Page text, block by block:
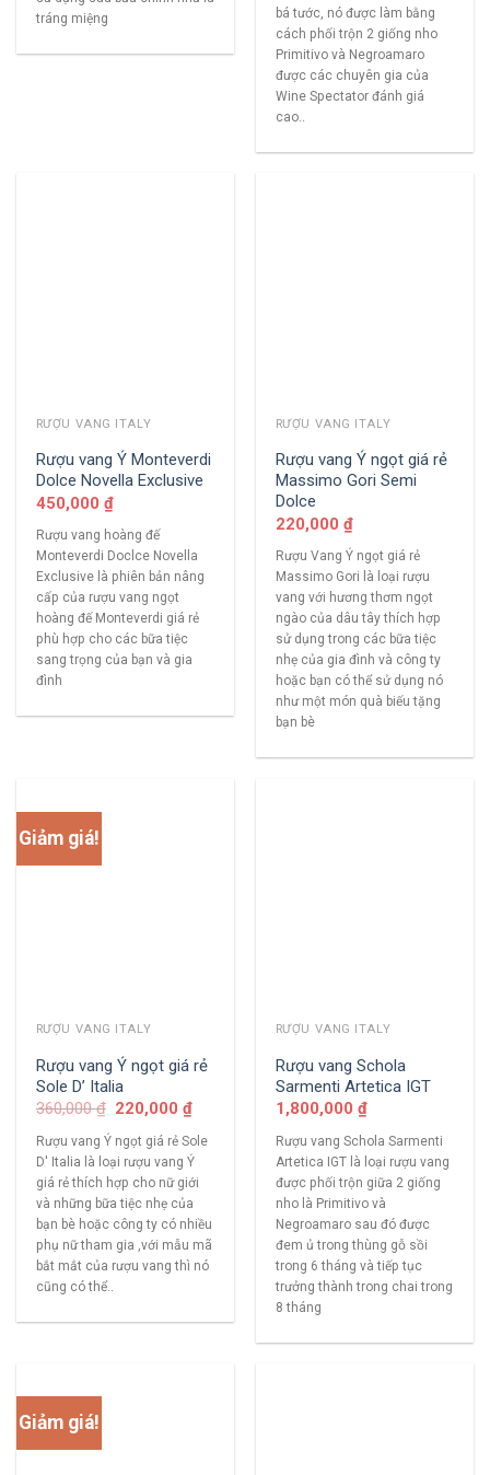
tráng miệng
bá tước, nó được làm bằng
cách phối trộn 2 giống nho
Primitivo và Negroamaro
được các chuyên gia của
Wine Spectator đánh giá
cao..
RƯỢU VANG ITALY
Rượu vang Ý Monteverdi
Dolce Novella Exclusive
450,000 ₫
Rượu vang hoàng đế
Monteverdi Doclce Novella
Exclusive là phiên bản nâng
cấp của rượu vang ngọt
hoàng đế Monteverdi giá rẻ
phù hợp cho các bữa tiệc
sang trọng của bạn và gia
đình
RƯỢU VANG ITALY
Rượu vang Ý ngọt giá rẻ
Massimo Gori Semi
Dolce
220,000 ₫
Rượu Vang Ý ngọt giá rẻ
Massimo Gori là loại rượu
vang với hương thơm ngọt
ngào của dâu tây thích hợp
sử dụng trong các bữa tiệc
nhẹ của gia đình và công ty
hoặc bạn có thể sử dụng nó
như một món quà biếu tặng
bạn bè
Giảm giá!
RƯỢU VANG ITALY
Rượu vang Ý ngọt giá rẻ
Sole D’ Italia
360,000₫ 220,000₫
Rượu vang Ý ngọt giá rẻ Sole
D' Italia là loại rượu vang Ý
giá rẻ thích hợp cho nữ giới
và những bữa tiệc nhẹ của
bạn bè hoặc công ty có nhiều
phụ nữ tham gia ,với mẫu mã
bắt mắt của rượu vang thì nó
cũng có thể..
RƯỢU VANG ITALY
Rượu vang Schola
Sarmenti Artetica IGT
1,800,000 ₫
Rượu vang Schola Sarmenti
Artetica IGT là loại rượu vang
được phối trộn giữa 2 giống
nho là Primitivo và
Negroamaro sau đó được
đem ủ trong thùng gỗ sồi
trong 6 tháng và tiếp tục
trưởng thành trong chai trong
8 tháng
Giảm giá!